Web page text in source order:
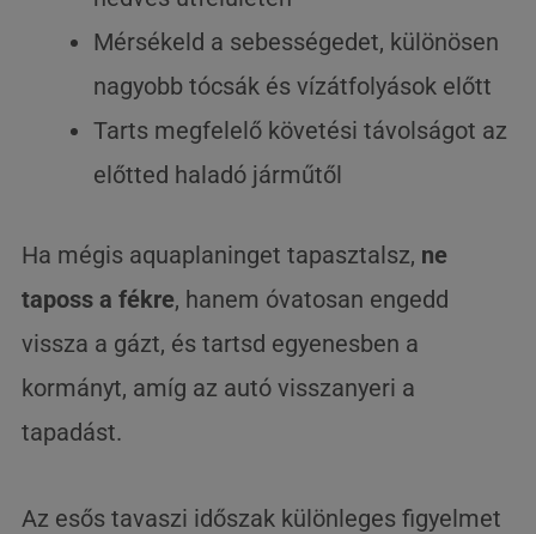
Mérsékeld a sebességedet, különösen
nagyobb tócsák és vízátfolyások előtt
Tarts megfelelő követési távolságot az
előtted haladó járműtől
Ha mégis aquaplaninget tapasztalsz, ne
taposs a fékre, hanem óvatosan engedd
vissza a gázt, és tartsd egyenesben a
kormányt, amíg az autó visszanyeri a
tapadást.
Az esős tavaszi időszak különleges figyelmet